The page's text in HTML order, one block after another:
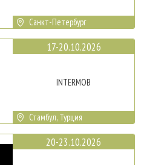
Санкт-Петербург
17-20.10.2026
INTERMOB
Стамбул, Турция
20-23.10.2026